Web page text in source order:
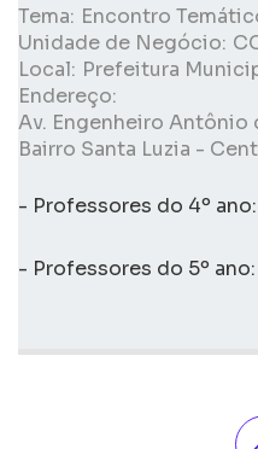
Tema: Encontro
Unidade de Negócio:
Local: Prefeitura
Endereço:
Av. Engenheiro Antônio
Bairro Santa Luzia -
- Professores do 4º
- Professores do 5º ano: